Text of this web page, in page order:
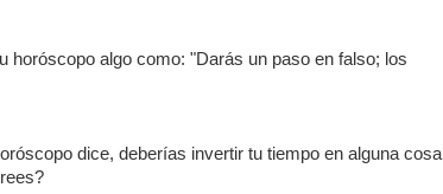
horóscopo algo como: "Darás un paso en falso; los
dice, deberías invertir tu tiempo en alguna cosa